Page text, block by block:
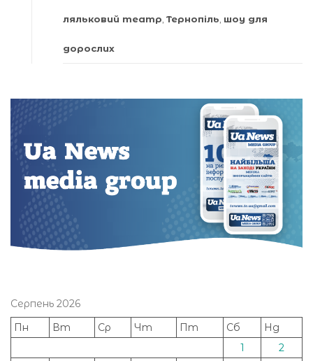
ляльковий театр, Тернопіль, шоу для
дорослих
Серпень 2026
Пн
Вт Ср Чт Пт Сб
Нд
1
2